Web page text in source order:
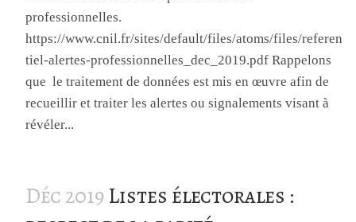
professionnelles.
https://www.cnil.fr/sites/default/files/atoms/files/referen
tiel-alertes-professionnelles_dec_2019.pdf Rappelons
que le traitement de données est mis en œuvre afin de
recueillir et traiter les alertes ou signalements visant à
révéler...
Déc 2019 Listes électorales :